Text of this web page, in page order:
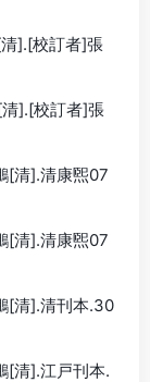
].[校訂者]張
].[校訂者]張
[清].清康煕07
[清].清康煕07
[清].清刊本.30
[清].江戸刊本.